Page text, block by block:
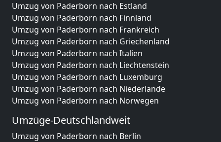
Umzug von Paderborn nach Estland
Umzug von Paderborn nach Finnland
Umzug von Paderborn nach Frankreich
Umzug von Paderborn nach Griechenland
Umzug von Paderborn nach Italien
Umzug von Paderborn nach Liechtenstein
Umzug von Paderborn nach Luxemburg
Umzug von Paderborn nach Niederlande
Umzug von Paderborn nach Norwegen
Umzüge-Deutschlandweit
Umzug von Paderborn nach Berlin